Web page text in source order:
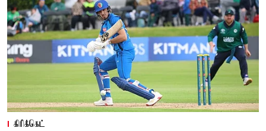
கிரிக்கெட்